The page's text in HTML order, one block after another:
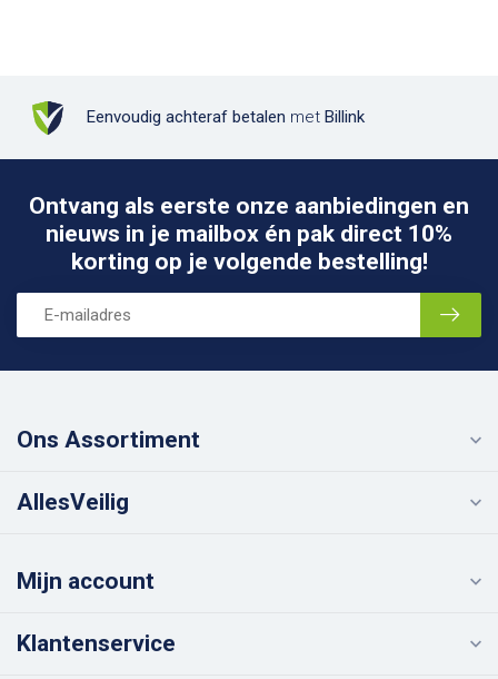
Eenvoudig achteraf betalen met Billink
Ontvang als eerste onze aanbiedingen en
nieuws in je mailbox én pak direct 10%
korting op je volgende bestelling!
Ons Assortiment
AllesVeilig
Mijn account
Klantenservice